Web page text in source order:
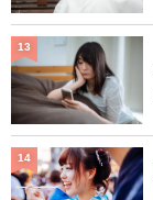
13
14